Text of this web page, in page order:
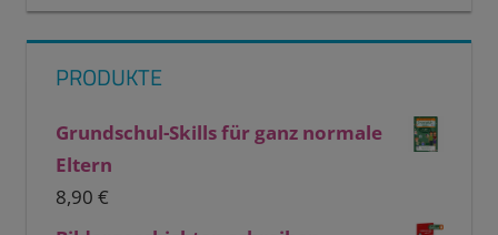
PRODUKTE
Grundschul-Skills für ganz normale
Eltern
8,90 €